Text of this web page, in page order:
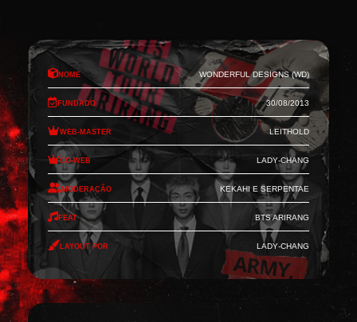
Nome Wonderful Designs (WD)
Fundado 30/08/2013
Web-Master Leithold
Co-Web Lady-Chang
Moderação Kekahi e Serpentae
Feat BTS Arirang
Layout por Lady-Chang